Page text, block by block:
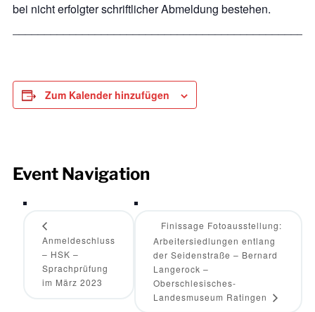
bei nicht erfolgter schriftlicher Abmeldung bestehen.
Zum Kalender hinzufügen
Event Navigation
Anmeldeschluss
– HSK –
Sprachprüfung
im März 2023
Finissage Fotoausstellung:
Arbeitersiedlungen entlang
der Seidenstraße – Bernard
Langerock –
Oberschlesisches-
Landesmuseum Ratingen